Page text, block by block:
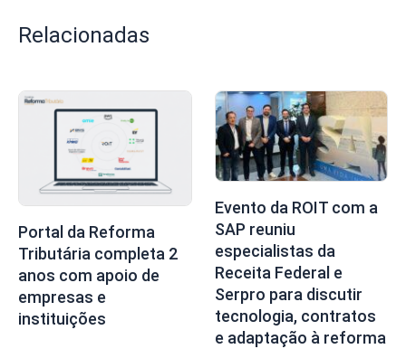
Relacionadas
Portal da Reforma
Tributária completa 2
anos com apoio de
empresas e
instituições
Evento da ROIT com a
SAP reuniu
especialistas da
Receita Federal e
Serpro para discutir
tecnologia, contratos
e adaptação à reforma